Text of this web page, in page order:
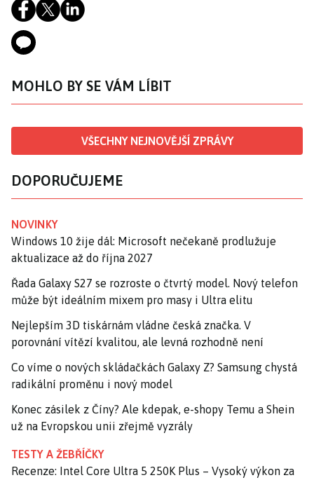
MOHLO BY SE VÁM LÍBIT
VŠECHNY NEJNOVĚJŠÍ ZPRÁVY
DOPORUČUJEME
NOVINKY
Windows 10 žije dál: Microsoft nečekaně prodlužuje
aktualizace až do října 2027
Řada Galaxy S27 se rozroste o čtvrtý model. Nový telefon
může být ideálním mixem pro masy i Ultra elitu
Nejlepším 3D tiskárnám vládne česká značka. V
porovnání vítězí kvalitou, ale levná rozhodně není
Co víme o nových skládačkách Galaxy Z? Samsung chystá
radikální proměnu i nový model
Konec zásilek z Číny? Ale kdepak, e-shopy Temu a Shein
už na Evropskou unii zřejmě vyzrály
TESTY A ŽEBŘÍČKY
Recenze: Intel Core Ultra 5 250K Plus – Vysoký výkon za